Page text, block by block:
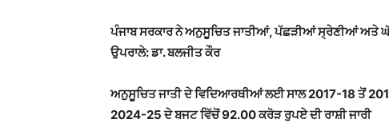
ਪੰਜਾਬ ਸਰਕਾਰ ਨੇ ਅਨੁਸੂਚਿਤ ਜਾਤੀਆਂ, ਪੱਛੜੀਆਂ ਸ੍ਰੇਣੀਆਂ ਅਤੇ
ਉਪਰਾਲੇ: ਡਾ. ਬਲਜੀਤ ਕੌਰ
ਅਨੁਸੂਚਿਤ ਜਾਤੀ ਦੇ ਵਿਦਿਆਰਥੀਆਂ ਲਈ ਸਾਲ 2017-18 ਤੋਂ
2024-25 ਦੇ ਬਜਟ ਵਿੱਚੋਂ 92.00 ਕਰੋੜ ਰੁਪਏ ਦੀ ਰਾਸ਼ੀ ਜਾਰੀ